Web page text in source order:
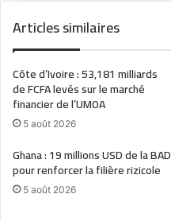
Articles similaires
Côte d’Ivoire : 53,181 milliards
de FCFA levés sur le marché
financier de l’UMOA
5 août 2026
Ghana : 19 millions USD de la BAD
pour renforcer la filière rizicole
5 août 2026